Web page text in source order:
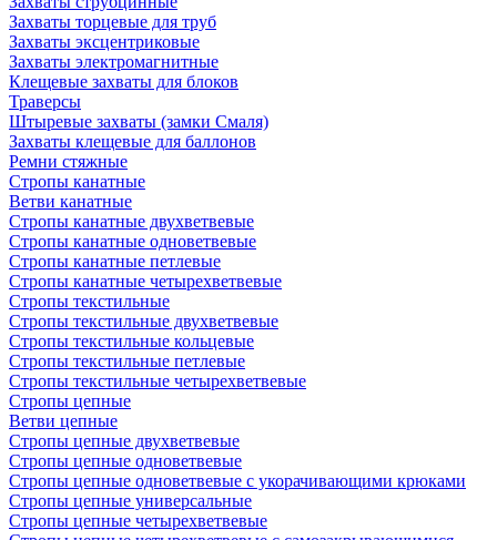
Захваты торцевые для труб
Захваты эксцентриковые
Захваты электромагнитные
Клещевые захваты для блоков
Траверсы
Штыревые захваты (замки Смаля)
Захваты клещевые для баллонов
Ремни стяжные
Стропы канатные
Ветви канатные
Стропы канатные двухветвевые
Стропы канатные одноветвевые
Стропы канатные петлевые
Стропы канатные четырехветвевые
Стропы текстильные
Стропы текстильные двухветвевые
Стропы текстильные кольцевые
Стропы текстильные петлевые
Стропы текстильные четырехветвевые
Стропы цепные
Ветви цепные
Стропы цепные двухветвевые
Стропы цепные одноветвевые
Стропы цепные одноветвевые с укорачивающими крюками
Стропы цепные универсальные
Стропы цепные четырехветвевые